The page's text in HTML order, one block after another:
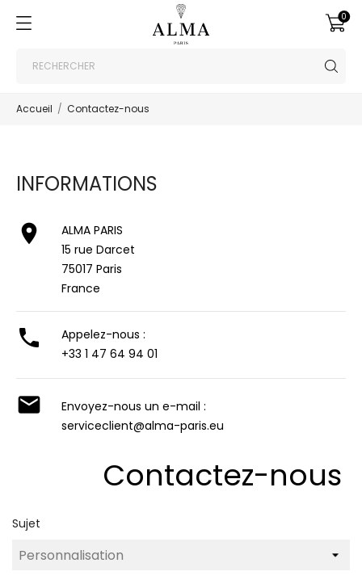
0
Accueil Contactez-nous
INFORMATIONS

ALMA PARIS
15 rue Darcet
75017 Paris
France

Appelez-nous :
+33 1 47 64 94 01

Envoyez-nous un e-mail :
serviceclient@alma-paris.eu
Contactez-nous
Sujet